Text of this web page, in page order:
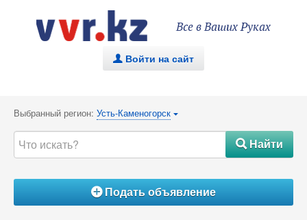
Все в Ваших Руках
. Войти на сайт
Выбранный регион: Усть-Каменогорск {
#Найти
ÁПодать объявление